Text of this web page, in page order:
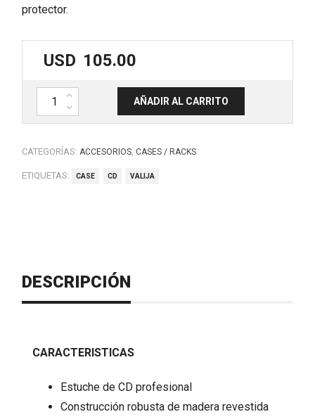
protector.
USD 105.00
Case rigido para cd, 100 unidades. 100 CD CASE. RELOOP. cantidad
AÑADIR AL CARRITO
CATEGORÍAS: ACCESORIOS CASES / RACKS
ETIQUETAS: CASE CD VALIJA
DESCRIPCIÓN
CARACTERISTICAS
Estuche de CD profesional
Construcción robusta de madera revestida